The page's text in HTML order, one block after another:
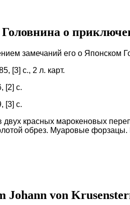
о
замечаний его о Японском
[3] c., 2 л. карт.
[2] c.
[3] c.
двух красных марокеновых
обрез. Муаровые
von